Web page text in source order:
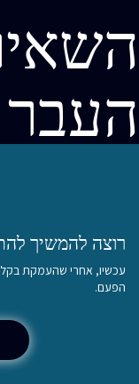
רוצה להמשיך
עכשיו, אחרי שהעמקת
הפעם.